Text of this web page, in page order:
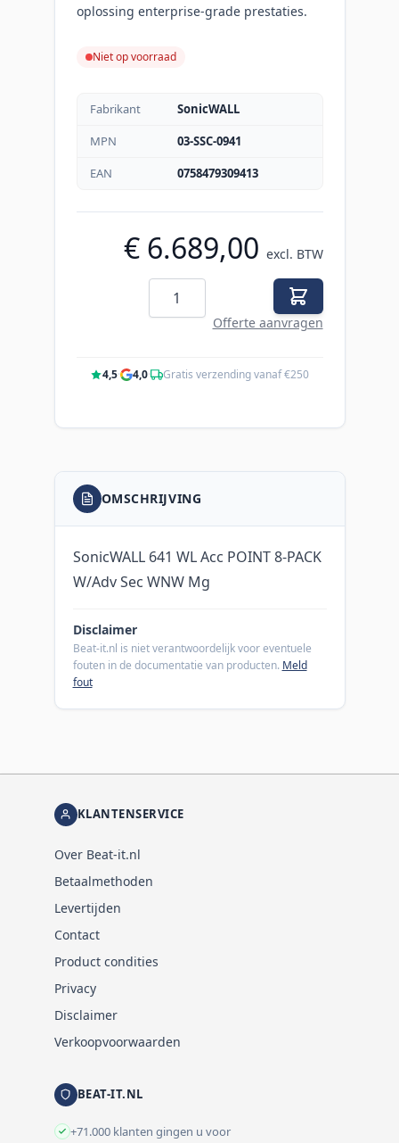
oplossing enterprise-grade prestaties.
Niet op voorraad
Fabrikant
SonicWALL
MPN
03-SSC-0941
EAN
0758479309413
€ 6.689,00 excl. BTW
Aantal
Offerte aanvragen
4,5· 4,0· Gratis verzending vanaf €250
OMSCHRIJVING
SonicWALL 641 WL Acc POINT 8-PACK
W/Adv Sec WNW Mg
Disclaimer
Beat-it.nl is niet verantwoordelijk voor eventuele
fouten in de documentatie van producten. Meld
fout
KLANTENSERVICE
Over Beat-it.nl
Betaalmethoden
Levertijden
Contact
Product condities
Privacy
Disclaimer
Verkoopvoorwaarden
BEAT-IT.NL
+71.000 klanten gingen u voor